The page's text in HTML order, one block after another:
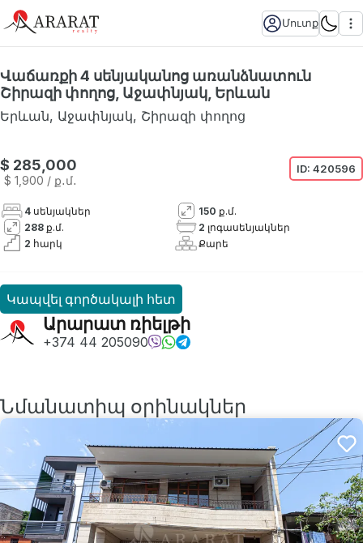
Մուտք
Վաճառքի 4 սենյականոց առանձնատուն
Շիրազի փողոց, Աջափնյակ, Երևան
Երևան, Աջափնյակ, Շիրազի փողոց
$ 285,000
$ 1,900 / ք․մ․
ID: 420596
4 սենյակներ 150 ք.մ.
288 ք.մ. 2 լոգասենյակներ
2 հարկ Քարե
Կապվել գործակալի հետ
Արարատ ռիելթի
+374 44 205090
Նմանատիպ օրինակներ